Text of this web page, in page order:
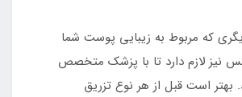
که مربوط به زیبایی پوست شما
نیز لازم دارد تا با پزشک متخصص
است قبل از هر نوع تزریق